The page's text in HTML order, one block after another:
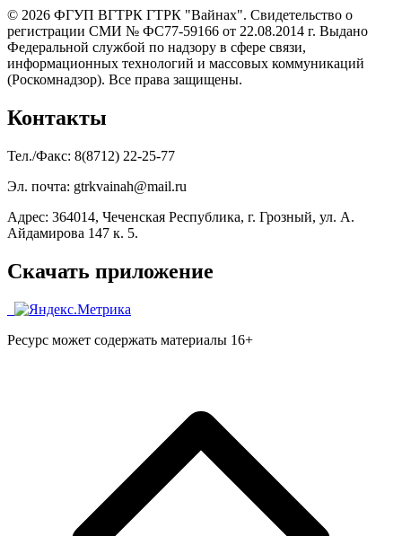
© 2026 ФГУП ВГТРК ГТРК "Вайнах". Свидетельство о
регистрации СМИ № ФС77-59166 от 22.08.2014 г. Выдано
Федеральной службой по надзору в сфере связи,
информационных технологий и массовых коммуникаций
(Роскомнадзор). Все права защищены.
Контакты
Тел./Факс: 8(8712) 22-25-77
Эл. почта: gtrkvainah@mail.ru
Адрес: 364014, Чеченская Республика, г. Грозный, ул. А.
Айдамирова 147 к. 5.
Скачать приложение
Ресурс может содержать материалы 16+